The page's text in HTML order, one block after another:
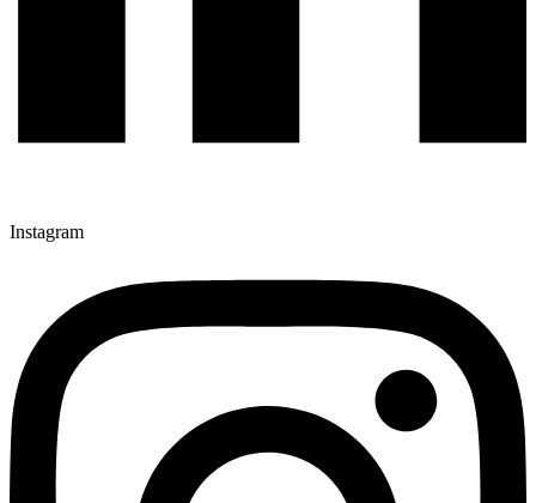
Instagram